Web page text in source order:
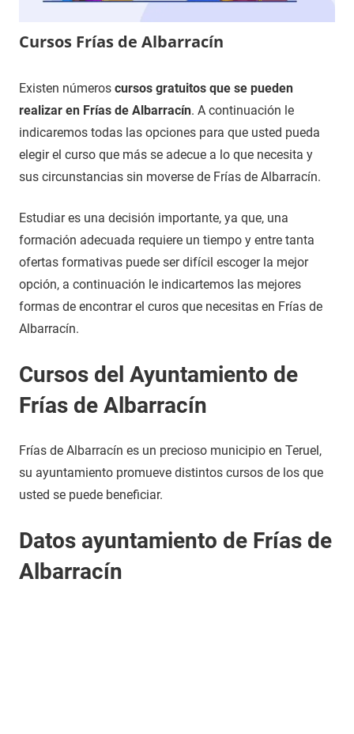
Cursos Frías de Albarracín
9
de
enero
2021
Maria
Cursos
en
Teruel
Existen números cursos gratuitos que se pueden
realizar en Frías de Albarracín. A continuación le
indicaremos todas las opciones para que usted pueda
elegir el curso que más se adecue a lo que necesita y
sus circunstancias sin moverse de Frías de Albarracín.
Estudiar es una decisión importante, ya que, una
formación adecuada requiere un tiempo y entre tanta
ofertas formativas puede ser difícil escoger la mejor
opción, a continuación le indicartemos las mejores
formas de encontrar el curos que necesitas en Frías de
Albarracín.
Cursos del Ayuntamiento de
Frías de Albarracín
Frías de Albarracín es un precioso municipio en Teruel,
su ayuntamiento promueve distintos cursos de los que
usted se puede beneficiar.
Datos ayuntamiento de Frías de
Albarracín